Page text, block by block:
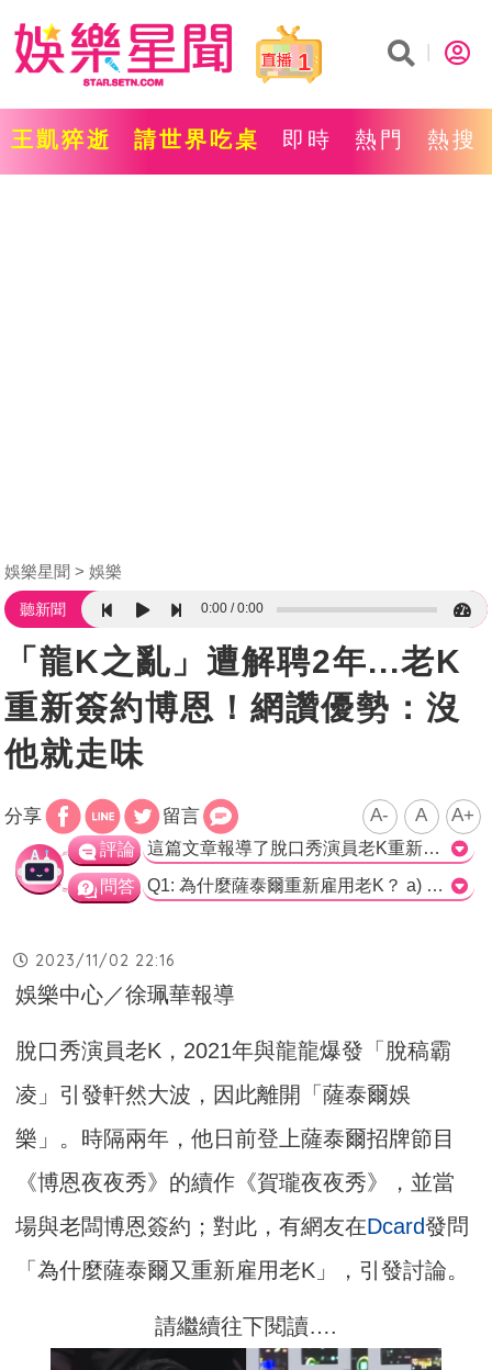
1
王凱猝逝 請世界吃桌 即時 熱門 熱搜
娛樂星聞 娛樂
聽新聞 0:00 0:00
「龍K之亂」遭解聘2年...老K
重新簽約博恩！網讚優勢：沒
他就走味
分享 留言 A- A A+
評論 這篇文章報導了脫口秀演員老K重新加入《賀瓏夜夜秀》的情況，並引發了網友的討論。原PO在Dcard上提出了為什麼薩泰爾重新雇用老K的問題，這引起了其他網友的關注和回應。 根據留言中的觀點，大部分網友對老K的回歸持正面評價。他們認為老K擁有豐富的經驗和幽默感，這也是他大受歡迎的原因。有人稱讚他作為狗屎寫手的能力非常強，並認為薩泰爾的寫手中，只有老K和博恩的水平最高。也有人指出，狗屎寫手如果沒有老K的參與，就會失去原本的風格和搞笑效果。 另外，有人透露老K在離開薩泰爾後其實並沒有消失，而是擔任《上班不要看》呱吉的寫手。這顯示出老K作為一位有才華的寫手，具有選擇在哪個節目工作的自由。還有人認為，薩泰爾重新雇用老K可能是因為老K在過去的炎上事件中表現出色，老闆們還是想要拉他回來。 總體來說，這篇文章介紹了脫口秀演員老K重新加入《賀瓏夜夜秀》的情況，並呈現了網友對此的不同看法。這樣的回歸引發了廣泛的討論，並且大部分網友對老K的才華和幽默感表示讚賞。>
問答 Q1: 為什麼薩泰爾重新雇用老K？ a) 老K是薩泰爾最有經驗和笑點的脫口秀演員。 b) 老K在其他節目表現出色，受到觀眾喜愛。 c) 薩泰爾認為老K的狗屎寫作能力出眾。 正確解答：a) 老K是薩泰爾最有經驗和笑點的脫口秀演員。 Q2: 在《狗屎寫手》節目中，老K的集數表現如何？ a) 反應超好，非常好笑。 b) 處理有點走味，沒有之前好笑。 c) 沒有出現在《狗屎寫手》中。 正確解答：a) 反應超好，非常好笑。 Q3: 老K在這兩年間有擔任其他節目的寫手嗎？ a) 是的，他是《上班不要看》呱吉的寫手。 b) 不是的，他一直從事脫口秀演員的工作。 c) 目前尚不清楚他在這兩年間的職務。 正確解答：a) 是的，他是《上班不要看》呱吉的寫手。
2023/11/02 22:16
娛樂中心／徐珮華報導
脫口秀演員老K，2021年與龍龍爆發「脫稿霸
凌」引發軒然大波，因此離開「薩泰爾娛
樂」。時隔兩年，他日前登上薩泰爾招牌節目
《博恩夜夜秀》的續作《賀瓏夜夜秀》，並當
場與老闆博恩簽約；對此，有網友在Dcard發問
「為什麼薩泰爾又重新雇用老K」，引發討論。
請繼續往下閱讀….